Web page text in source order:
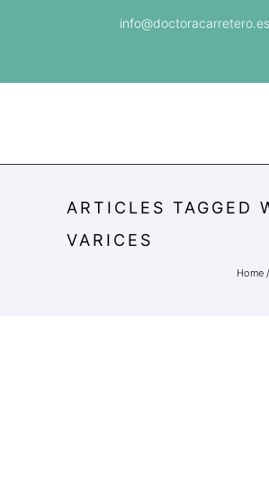
info@doctoracarretero.es
ARTICLES TAGGED
VARICES
Home